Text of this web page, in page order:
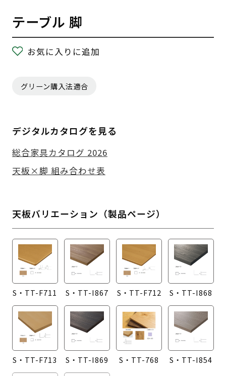
テーブル 脚
お気に入りに追加
グリーン購入法適合
デジタルカタログを見る
総合家具カタログ 2026
天板×脚 組み合わせ表
天板バリエーション（製品ページ）
S・TT-F711 S・TT-I867 S・TT-F712 S・TT-I868
S・TT-F713 S・TT-I869 S・TT-768 S・TT-I854